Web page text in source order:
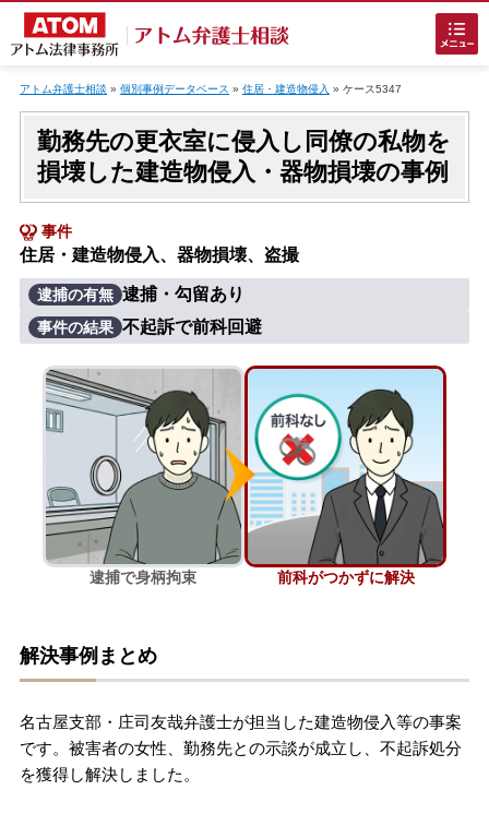
ホームに戻る
刑事事件でお困りの方
刑事事件の無料相談
接見・面会を弁護士に依頼
刑事事件を示談で解決したい
弁護士紹介
弁護士費用
アトム弁護士相談 » 個別事例データベース » 住居・建造物侵入 » ケース5347
勤務先の更衣室に侵入し同僚の私物を
損壊した建造物侵入・器物損壊の事例
事件
住居・建造物侵入、器物損壊、盗撮
逮捕の有無 逮捕・勾留あり
事件の結果 不起訴で前科回避
逮捕で身柄拘束 前科がつかずに解決
解決事例まとめ
名古屋支部・庄司友哉弁護士が担当した建造物侵入等の事案
です。被害者の女性、勤務先との示談が成立し、不起訴処分
を獲得し解決しました。